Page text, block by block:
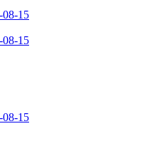
08-15
08-15
08-15